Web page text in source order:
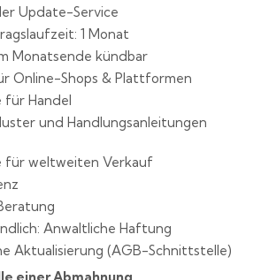
Update-Service
1 Monat
Monatsende kündbar
Online-Shops & Plattformen
Handel
und Handlungsanleitungen
für weltweiten Verkauf
Anwaltliche Haftung
Aktualisierung (AGB-Schnittstelle)